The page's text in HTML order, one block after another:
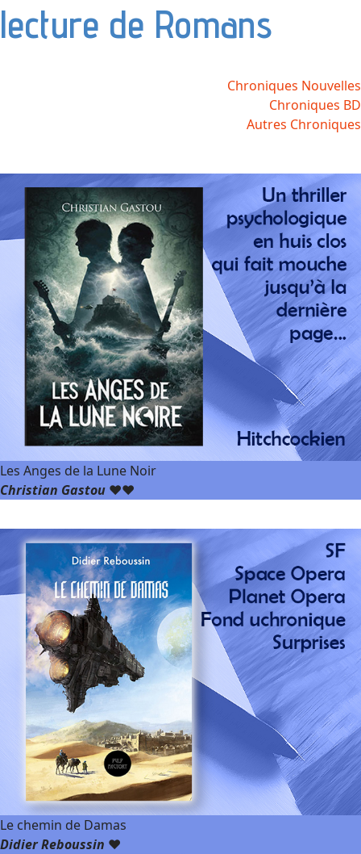
lecture de Romans
Chroniques Nouvelles
Chroniques BD
Autres Chroniques
Les Anges de la Lune Noir
Christian Gastou ❤️❤️
Le chemin de Damas
Didier Reboussin ❤️